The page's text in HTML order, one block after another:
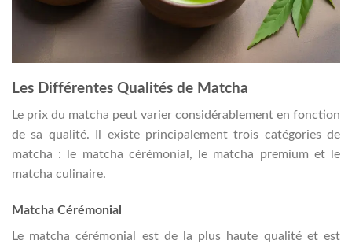
Les Différentes Qualités de Matcha
Le prix du matcha peut varier considérablement en fonction
de sa qualité. Il existe principalement trois catégories de
matcha : le matcha cérémonial, le matcha premium et le
matcha culinaire.
Matcha Cérémonial
Le matcha cérémonial est de la plus haute qualité et est